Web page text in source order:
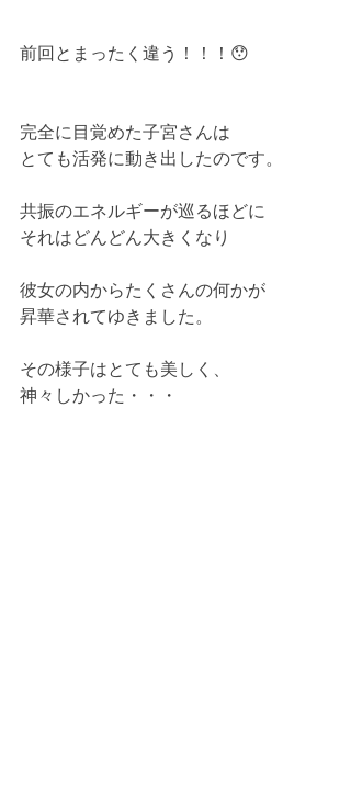
前回とまったく違う！！！😯
完全に目覚めた子宮さんは
とても活発に動き出したのです。
共振のエネルギーが巡るほどに
それはどんどん大きくなり
彼女の内からたくさんの何かが
昇華されてゆきました。
その様子はとても美しく、
神々しかった・・・